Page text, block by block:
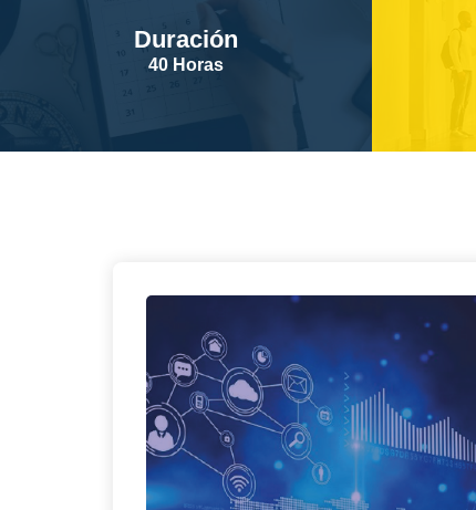
Duración
40 Horas